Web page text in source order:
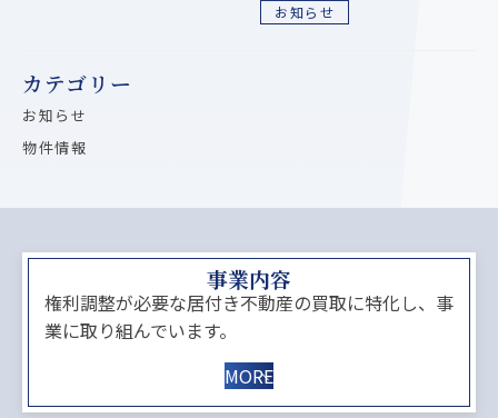
お知らせ
カテゴリー
お知らせ
物件情報
事業内容
権利調整が必要な居付き不動産の買取に特化し、事
業に取り組んでいます。
MORE